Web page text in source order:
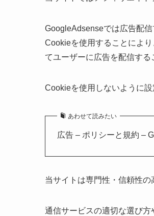
GoogleAdsenseでは広告配
Cookieを使用することによ
てユーザーに広告を配信する
Cookieを使用しないように
あわせて読みたい
広告 – ポリシーと規約 –
当サイトは専門性・信頼性の
通信サービスの適切な選び方